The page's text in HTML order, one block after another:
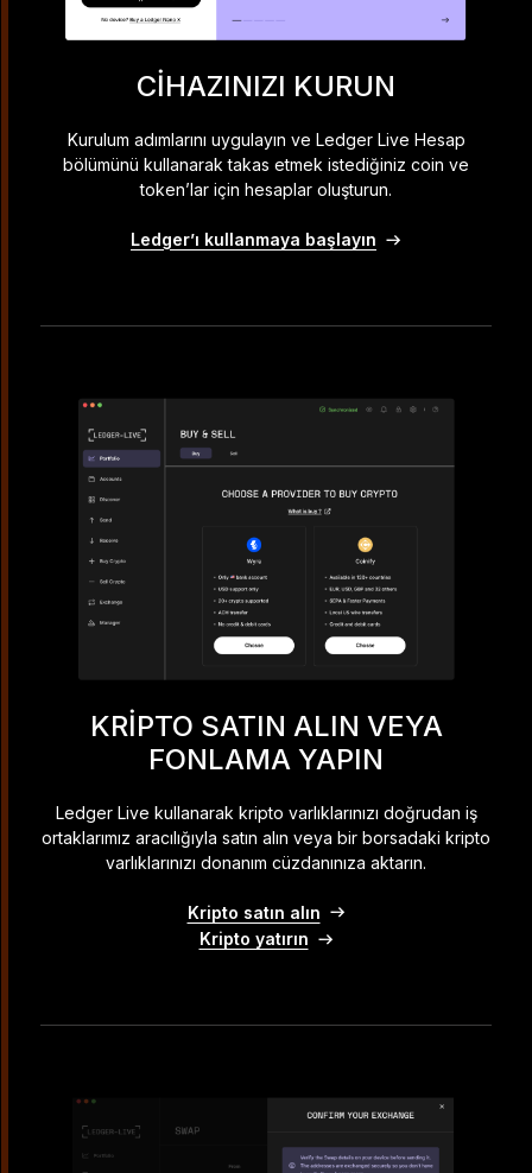
CIHAZINIZI KURUN
Kurulum adımlarını uygulayın ve Ledger Live Hesap
bölümünü kullanarak takas etmek istediğiniz coin ve
token’lar için hesaplar oluşturun.
Ledger’ı kullanmaya başlayın
KRIPTO SATIN ALIN VEYA
FONLAMA YAPIN
Ledger Live kullanarak kripto varlıklarınızı doğrudan iş
ortaklarımız aracılığıyla satın alın veya bir borsadaki kripto
varlıklarınızı donanım cüzdanınıza aktarın.
Kripto satın alın
Kripto yatırın